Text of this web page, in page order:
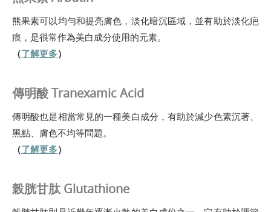
熊果素可以均勻和提亮膚色，淡化暗沉區域，並有助於淡化疤
痕，是很常作為美白成分使用的元素。
（了解更多）
傳明酸 Tranexamic Acid
傳明酸也是相當常見的一種美白成分，有助於減少色素沉著、
黑點、膚色不均等問題。
（了解更多）
榖胱甘肽 Glutathione